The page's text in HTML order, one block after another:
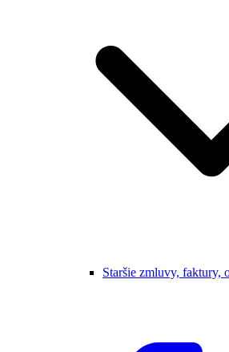
Staršie zmluvy, faktury,